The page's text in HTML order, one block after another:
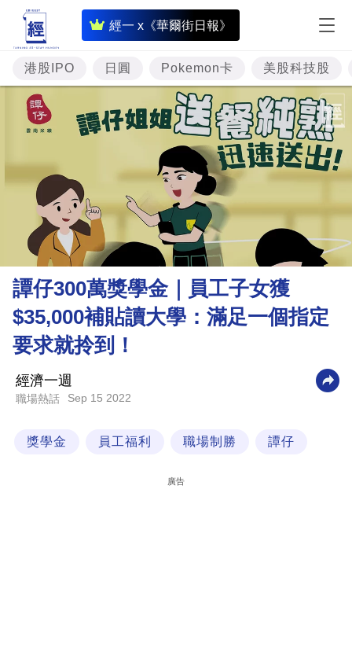
經一 x《華爾街日報》
即
時
財
經
專
題
樓
市
理
財
商
業
技
場
港股IPO 日圓 Pokemon卡 美股科技股
譚仔300萬獎學金｜員工子女獲
$35,000補貼讀大學：滿足一個指定
要求就拎到！
經濟一週
職場熱話 Sep 15 2022
獎學金 員工福利 職場制勝 譚仔
廣告